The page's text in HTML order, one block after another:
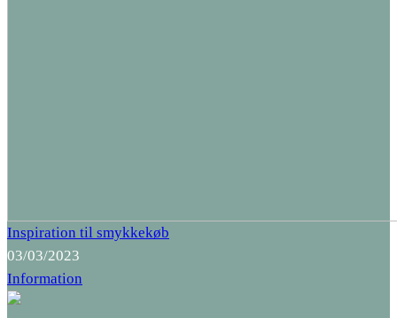
Inspiration til smykkekøb
03/03/2023
Information